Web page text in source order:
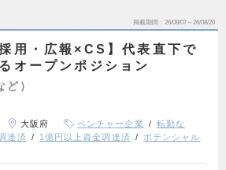
掲載期間 26/08/07～26/08/20
用・広報×CS】代表直下で
オープンポジション
）
大阪府 ベンチャー企業
転勤な
達済 1億円以上資金調達済
ポテンシャル